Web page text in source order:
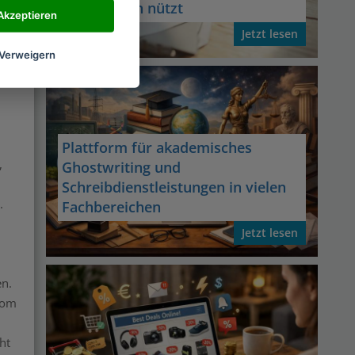
Fachkräften nützt
Jetzt lesen
Plattform für akademisches
Ghostwriting und
Schreibdienstleistungen in vielen
Fachbereichen
Jetzt lesen